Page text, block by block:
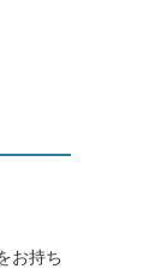
お持ち